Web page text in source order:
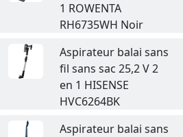
1 ROWENTA
RH6735WH Noir
Aspirateur balai sans
fil sans sac 25,2 V 2
en 1 HISENSE
HVC6264BK
Aspirateur balai sans